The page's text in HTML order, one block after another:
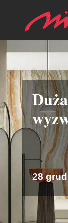
28